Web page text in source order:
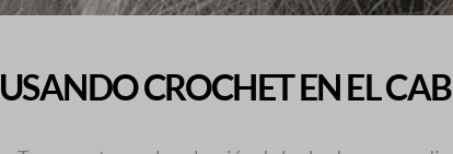
USANDO CROCHET EN EL